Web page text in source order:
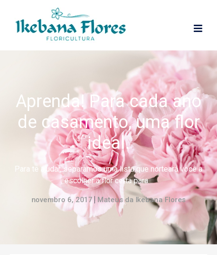
Aprenda! Para cada ano
de casamento, uma flor
ideal.
Para te ajudar, separamos uma lista que norteará você a
escolher a flor certa para...
novembro 6, 2017 Mateus da Ikebana Flores